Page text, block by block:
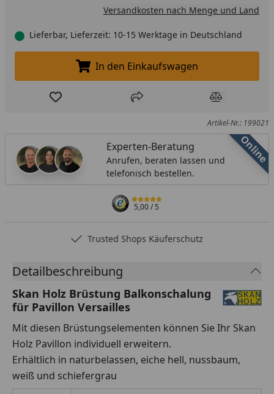
Versandkosten nach Menge und Land
Lieferbar, Lieferzeit: 10-15 Werktage in Deutschland
In den Einkaufswagen legen
In den Einkaufswagen
Produkt zur Wunschliste hinzufügen
Teilen Produkt
Artikel-Nr.: 199021
Online
Experten-Beratung
Anrufen, beraten lassen und
telefonisch bestellen.
5,00/ 5
Trusted Shops Käuferschutz
Detailbeschreibung
Skan Holz Brüstung Balkonschalung
für Pavillon Versailles
Mit diesen Brüstungselementen können Sie Ihr Skan
Holz Pavillon individuell erweitern.
Erhältlich in naturbelassen, eiche hell, nussbaum,
weiß und schiefergrau